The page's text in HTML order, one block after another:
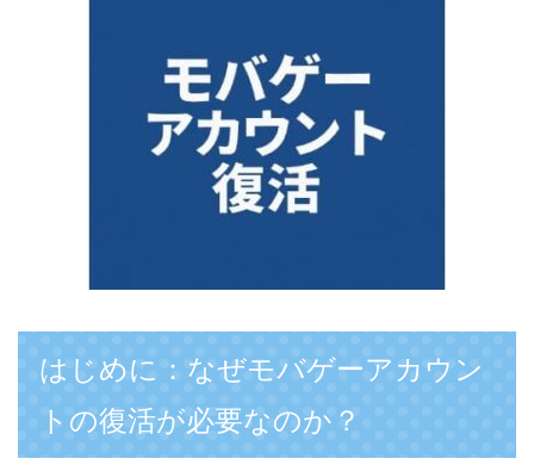
はじめに：なぜモバゲーアカウン
トの復活が必要なのか？